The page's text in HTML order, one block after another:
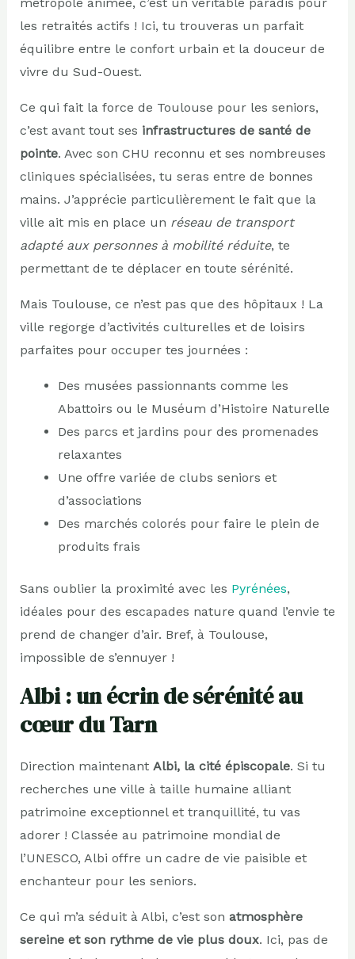
les retraités actifs ! Ici, tu trouveras un parfait
équilibre entre le confort urbain et la douceur de
vivre du Sud-Ouest.
Ce qui fait la force de Toulouse pour les seniors,
c’est avant tout ses infrastructures de santé de
pointe. Avec son CHU reconnu et ses nombreuses
cliniques spécialisées, tu seras entre de bonnes
mains. J’apprécie particulièrement le fait que la
ville ait mis en place un réseau de transport
adapté aux personnes à mobilité réduite, te
permettant de te déplacer en toute sérénité.
Mais Toulouse, ce n’est pas que des hôpitaux ! La
ville regorge d’activités culturelles et de loisirs
parfaites pour occuper tes journées :
Des musées passionnants comme les
Abattoirs ou le Muséum d’Histoire Naturelle
Des parcs et jardins pour des promenades
relaxantes
Une offre variée de clubs seniors et
d’associations
Des marchés colorés pour faire le plein de
produits frais
Sans oublier la proximité avec les Pyrénées,
idéales pour des escapades nature quand l’envie te
prend de changer d’air. Bref, à Toulouse,
impossible de s’ennuyer !
Albi : un écrin de sérénité au
cœur du Tarn
Direction maintenant Albi, la cité épiscopale. Si tu
recherches une ville à taille humaine alliant
patrimoine exceptionnel et tranquillité, tu vas
adorer ! Classée au patrimoine mondial de
l’UNESCO, Albi offre un cadre de vie paisible et
enchanteur pour les seniors.
Ce qui m’a séduit à Albi, c’est son atmosphère
sereine et son rythme de vie plus doux. Ici, pas de